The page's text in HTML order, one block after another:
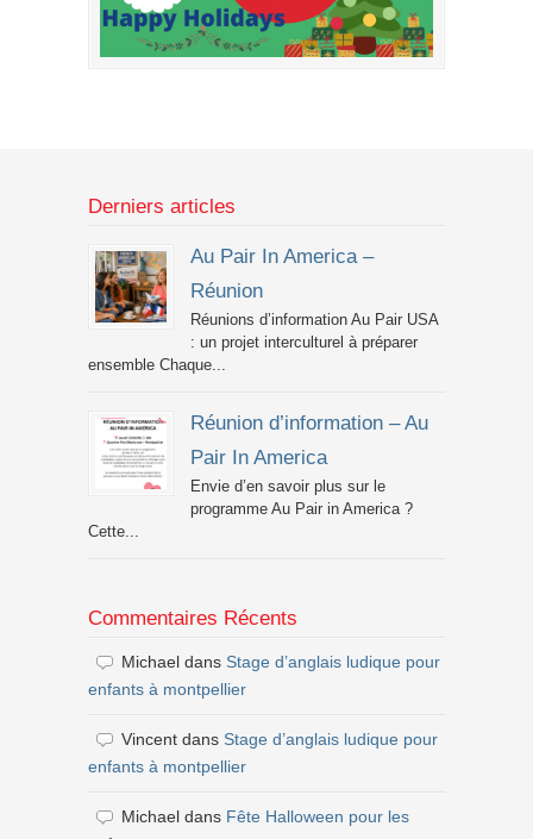
Derniers articles
Au Pair In America –
Réunion
Réunions d’information Au Pair USA
: un projet interculturel à préparer
ensemble Chaque...
Réunion d’information – Au
Pair In America
Envie d’en savoir plus sur le
programme Au Pair in America ?
Cette...
Commentaires Récents
Michael dans Stage d’anglais ludique pour
enfants à montpellier
Vincent dans Stage d’anglais ludique pour
enfants à montpellier
Michael dans Fête Halloween pour les